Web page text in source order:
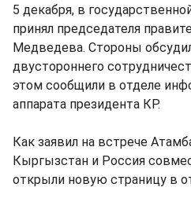
5 декабря, в
принял председателя
Медведева. Стороны
двустороннего
этом сообщили в отделе
аппарата президента КР.
Как заявил на встрече
Кыргызстан и Россия
открыли новую страницу в